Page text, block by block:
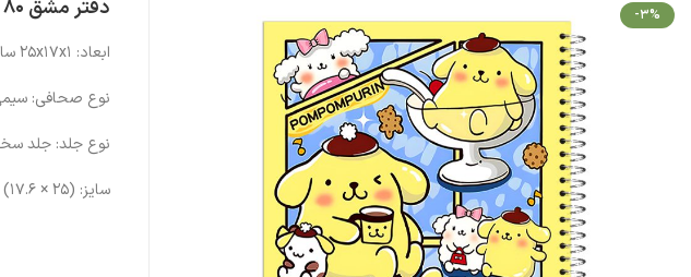
-3% دفتر مشق 80 برگ جلد سخت کامیک طرح پورین کد 332
ابعاد: ۲۵x۱۷x۱ سانتی‌متر
نوع صحافی:
نوع جلد: جلد
سایز: (۲۵ × ۱۷.۶) B۵